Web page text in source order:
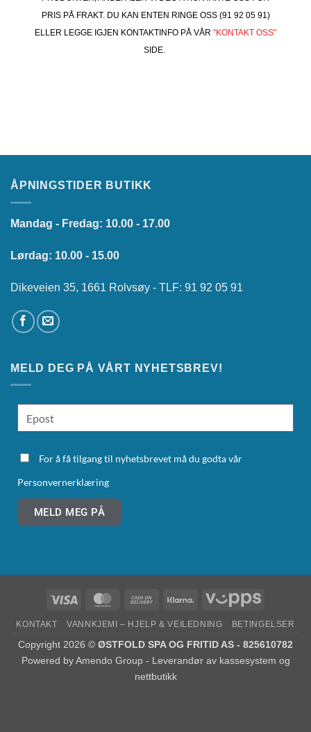
PRIS PÅ FRAKT. DU KAN ENTEN RINGE OSS (91 92 05 91)
ELLER LEGGE IGJEN KONTAKTINFO PÅ VÅR "KONTAKT OSS"
SIDE.
ÅPNINGSTIDER BUTIKK
Mandag - Fredag: 10.00 - 17.00
Lørdag: 10.00 - 15.00
Dikeveien 35, 1661 Rolvsøy - TLF: 91 92 05 91
MELD DEG PÅ VÅRT NYHETSBREV!
For å få tilgang til nyhetsbrevet må du godta vår
Personvernerklæring
MELD MEG PÅ
KONTAKT VANNKJEMI – HJELP & VEILEDNING BETINGELSER
Copyright 2026 © ØSTFOLD SPA OG FRITID AS - 825610782
Powered byAmendo Group - Leverandør av kassesystem og
nettbutikk